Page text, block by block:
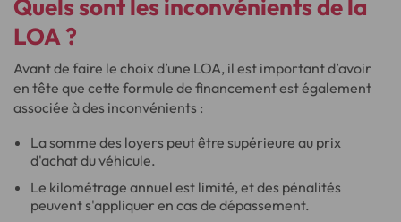
Quels sont les inconvénients de la
LOA ?
Avant de faire le choix d’une LOA, il est important d’avoir
en tête que cette formule de financement est également
associée à des inconvénients :
La somme des loyers peut être supérieure au prix
d'achat du véhicule.
Le kilométrage annuel est limité, et des pénalités
peuvent s'appliquer en cas de dépassement.